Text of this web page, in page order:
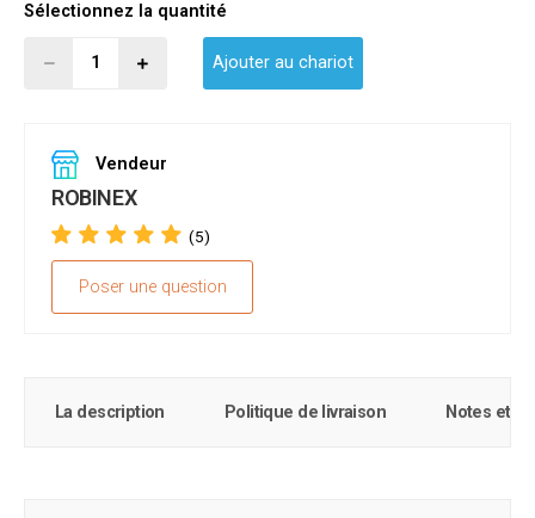
Sélectionnez la quantité
Ajouter au chariot
Vendeur
ROBINEX
(5)
Poser une question
La description Politique de livraison Notes et